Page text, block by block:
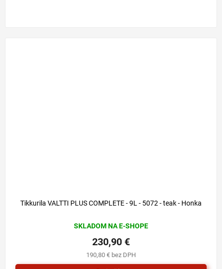
Tikkurila VALTTI PLUS COMPLETE - 9L - 5072 - teak - Honka
SKLADOM NA E-SHOPE
190,80 € bez DPH
230,90 €